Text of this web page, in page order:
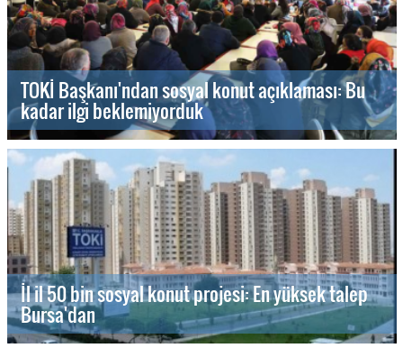
TOKİ Başkanı'ndan sosyal konut açıklaması: Bu
kadar ilgi beklemiyorduk
İl il 50 bin sosyal konut projesi: En yüksek talep
Bursa'dan